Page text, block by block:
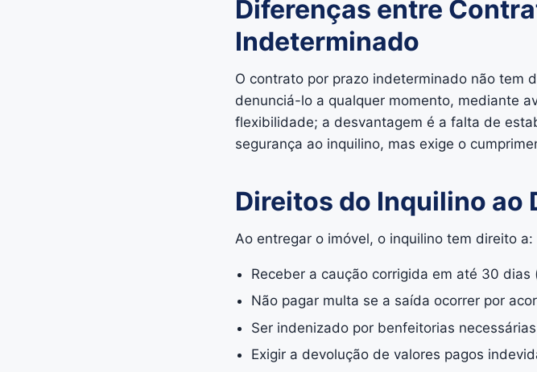
Diferenças entre
Indeterminado
O contrato por prazo indeterminado não tem
denunciá-lo a qualquer momento, mediante
flexibilidade; a desvantagem é a falta de
segurança ao inquilino, mas exige o
Direitos do Inquilino ao
Ao entregar o imóvel, o inquilino tem direito a:
Receber a caução corrigida em até 30 dias
Não pagar multa se a saída ocorrer por
Ser indenizado por benfeitorias
Exigir a devolução de valores pagos